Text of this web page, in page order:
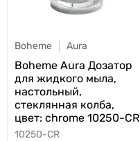
Boheme Aura
Boheme Aura Дозатор
для жидкого мыла,
настольный,
стеклянная колба,
цвет: chrome 10250-CR
10250-CR